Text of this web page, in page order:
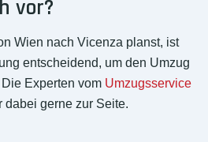
vor?
Wien nach Vicenza planst, ist
entscheidend, um den Umzug
Experten vom Umzugsservice
dabei gerne zur Seite.